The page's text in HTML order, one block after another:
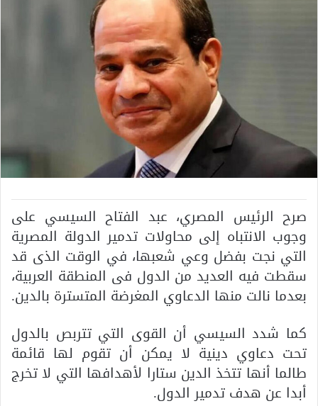
صرح الرئيس المصري، عبد الفتاح السيسي على
وجوب الانتباه إلى محاولات تدمير الدولة المصرية
التي نجت بفضل وعي شعبها، في الوقت الذى قد
سقطت فيه العديد من الدول فى المنطقة العربية،
بعدما نالت منها الدعاوي المغرضة المتسترة بالدين.
كما شدد السيسي أن القوى التي تتربص بالدول
تحت دعاوي دينية لا يمكن أن تقوم لها قائمة
طالما أنها تتخذ الدين ستارا لأهدافها التي لا تخرج
أبدا عن هدف تدمير الدول.